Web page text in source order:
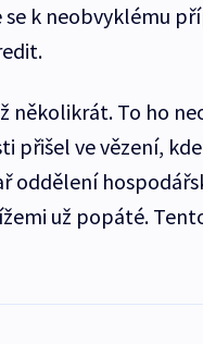
k neobvyklému
několikrát. To ho
přišel ve vězení,
oddělení
už popáté.